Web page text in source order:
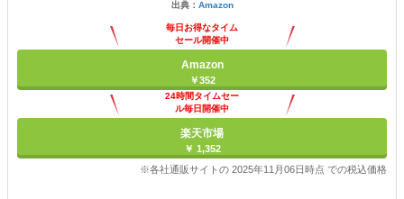
出典： Amazon
毎日お得なタイム
セール開催中
Amazon
￥352
24時間タイムセー
ル毎日開催中
楽天市場
￥ 1,352
※各社通販サイトの 2025年11月06日時点 での税込価格